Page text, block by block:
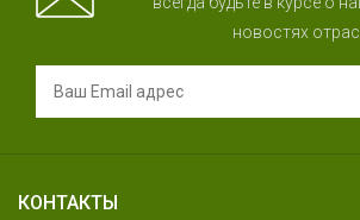
новостях
КОНТАКТЫ